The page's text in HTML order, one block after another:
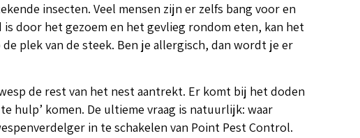
insecten. Veel mensen zijn er zelfs bang voor en
door het gezoem en het gevlieg rondom eten, kan het
plek van de steek. Ben je allergisch, dan wordt je er
de rest van het nest aantrekt. Er komt bij het doden
hulp’ komen. De ultieme vraag is natuurlijk: waar
in te schakelen van Point Pest Control.